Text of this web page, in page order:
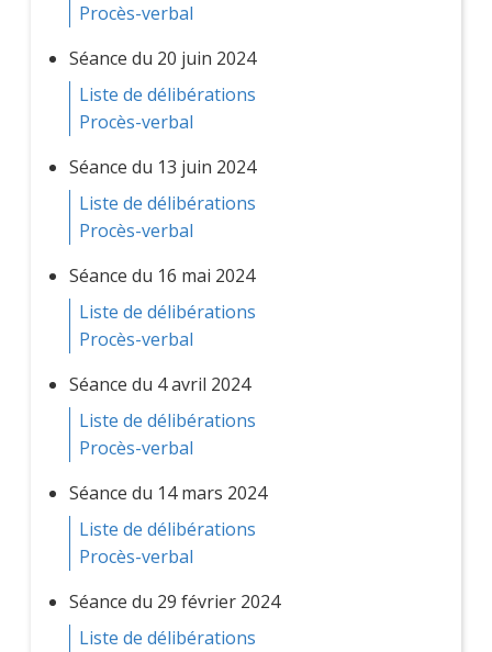
Procès-verbal
Séance du 20 juin 2024
Liste de délibérations
Procès-verbal
Séance du 13 juin 2024
Liste de délibérations
Procès-verbal
Séance du 16 mai 2024
Liste de délibérations
Procès-verbal
Séance du 4 avril 2024
Liste de délibérations
Procès-verbal
Séance du 14 mars 2024
Liste de délibérations
Procès-verbal
Séance du 29 février 2024
Liste de délibérations